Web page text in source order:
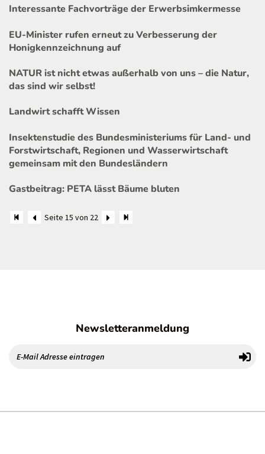
Interessante Fachvorträge der Erwerbsimkermesse
EU-Minister rufen erneut zu Verbesserung der
Honigkennzeichnung auf
NATUR ist nicht etwas außerhalb von uns – die Natur,
das sind wir selbst!
Landwirt schafft Wissen
Insektenstudie des Bundesministeriums für Land- und
Forstwirtschaft, Regionen und Wasserwirtschaft
gemeinsam mit den Bundesländern
Gastbeitrag: PETA lässt Bäume bluten
Seite 15 von 22
Newsletteranmeldung